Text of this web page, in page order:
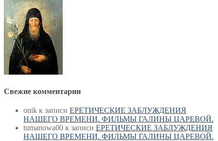
Свежие комментарии
onik к записи ЕРЕТИЧЕСКИЕ ЗАБЛУЖДЕНИЯ
НАШЕГО ВРЕМЕНИ. ФИЛЬМЫ ГАЛИНЫ ЦАРЕВОЙ.
tumanowa00 к записи ЕРЕТИЧЕСКИЕ ЗАБЛУЖДЕНИЯ
НАШЕГО ВРЕМЕНИ. ФИЛЬМЫ ГАЛИНЫ ЦАРЕВОЙ.